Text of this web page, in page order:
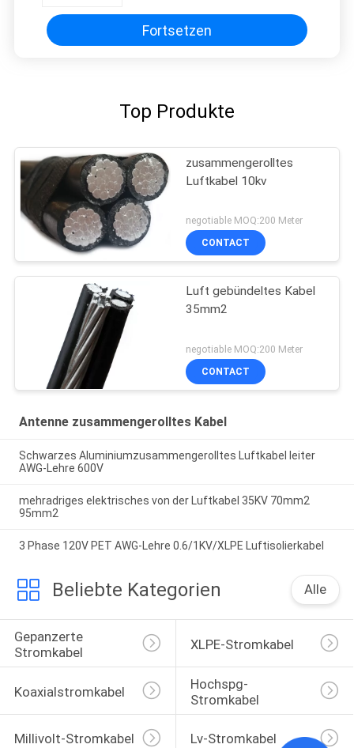
Fortsetzen
Top Produkte
zusammengerolltes
Luftkabel 10kv
negotiable MOQ:200 Meter
CONTACT
Luft gebündeltes Kabel
35mm2
negotiable MOQ:200 Meter
CONTACT
Antenne zusammengerolltes Kabel
Schwarzes Aluminiumzusammengerolltes Luftkabel leiter
AWG-Lehre 600V
mehradriges elektrisches von der Luftkabel 35KV 70mm2
95mm2
3 Phase 120V PET AWG-Lehre 0.6/1KV/XLPE Luftisolierkabel
Beliebte Kategorien Alle
Gepanzerte
Stromkabel
XLPE-Stromkabel
Koaxialstromkabel
Hochspg-
Stromkabel
Millivolt-Stromkabel Lv-Stromkabel